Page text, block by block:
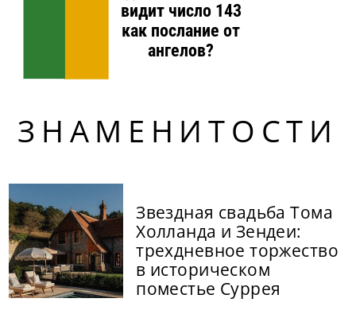
видит число 143
как послание от
ангелов?
ЗНАМЕНИТОСТИ
Звездная свадьба Тома
Холланда и Зендеи:
трехдневное торжество
в историческом
поместье Суррея